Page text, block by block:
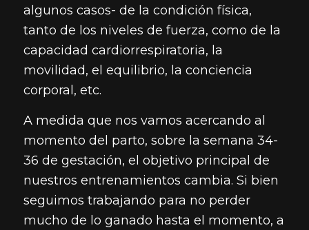
algunos casos- de la condición física,
tanto de los niveles de fuerza, como de la
capacidad cardiorrespiratoria, la
movilidad, el equilibrio, la conciencia
corporal, etc.
A medida que nos vamos acercando al
momento del parto, sobre la semana 34-
36 de gestación, el objetivo principal de
nuestros entrenamientos cambia. Si bien
seguimos trabajando para no perder
mucho de lo ganado hasta el momento, a